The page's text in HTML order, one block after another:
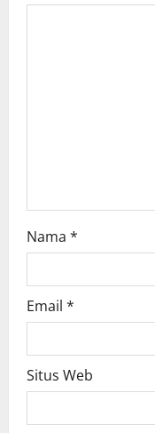
t
Nama *
Email *
Situs Web